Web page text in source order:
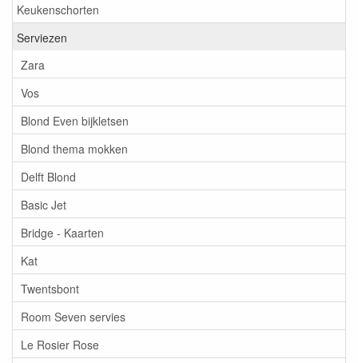
Keukenschorten
Serviezen
Zara
Vos
Blond Even bijkletsen
Blond thema mokken
Delft Blond
Basic Jet
Bridge - Kaarten
Kat
Twentsbont
Room Seven servies
Le Rosier Rose